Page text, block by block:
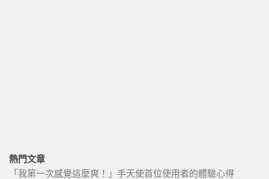
熱門文章
「我第一次感覺這麼爽！」手天使首位使用者的體驗心得